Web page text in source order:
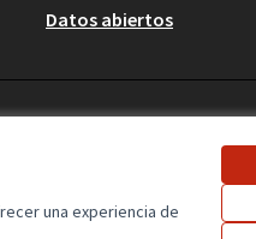
una experiencia de
Datos abiertos